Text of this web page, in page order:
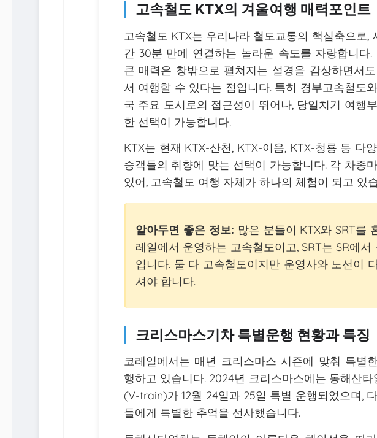
고속철도 KTX의 겨울여행 매력포인트
고속철도 KTX는 우리나라 철도교통의 핵심축으로,
간 30분 만에 연결하는 놀라운 속도를 자랑합니다
큰 매력은 창밖으로 펼쳐지는 설경을 감상하면서
서 여행할 수 있다는 점입니다. 특히 경부고속철도
국 주요 도시로의 접근성이 뛰어나, 당일치기 여행
한 선택이 가능합니다.
KTX는 현재 KTX-산천, KTX-이음, KTX-청룡 등 다
승객들의 취향에 맞는 선택이 가능합니다. 각 차종
있어, 고속철도 여행 자체가 하나의 체험이 되고 있
알아두면 좋은 정보: 많은 분들이 KTX와 SRT를
레일에서 운영하는 고속철도이고, SRT는 SR에
입니다. 둘 다 고속철도이지만 운영사와 노선이
셔야 합니다.
크리스마스기차 특별운행 현황과 특징
코레일에서는 매년 크리스마스 시즌에 맞춰 특별
행하고 있습니다. 2024년 크리스마스에는 동해산
(V-train)가 12월 24일과 25일 특별 운행되었으며,
들에게 특별한 추억을 선사했습니다.